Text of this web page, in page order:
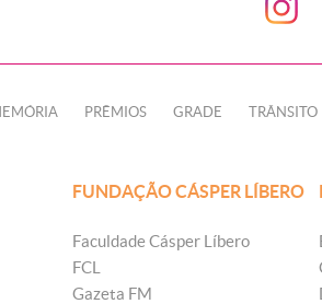
PRÊMIOS GRADE TRÂNSITO
FUNDAÇÃO CÁSPER LÍBERO
Faculdade Cásper Líbero
FCL
Gazeta FM